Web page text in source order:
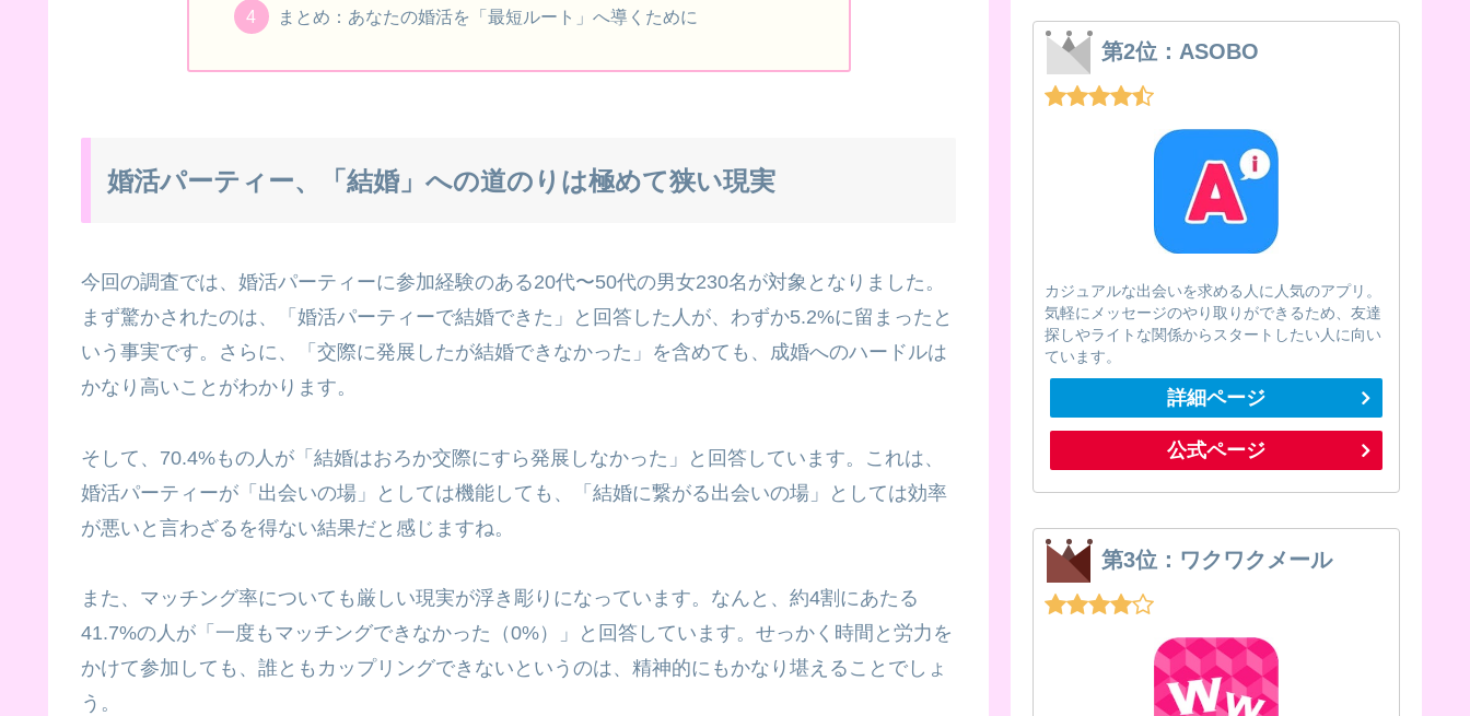
まとめ：あなたの婚活を「最短ルート」へ導くために
婚活パーティー、「結婚」への道のりは極めて狭い現実
今回の調査では、婚活パーティーに参加経験のある20代〜50代の男女230名が対象となりました。
まず驚かされたのは、「婚活パーティーで結婚できた」と回答した人が、わずか5.2%に留まったと
いう事実です。さらに、「交際に発展したが結婚できなかった」を含めても、成婚へのハードルは
かなり高いことがわかります。
そして、70.4%もの人が「結婚はおろか交際にすら発展しなかった」と回答しています。これは、
婚活パーティーが「出会いの場」としては機能しても、「結婚に繋がる出会いの場」としては効率
が悪いと言わざるを得ない結果だと感じますね。
また、マッチング率についても厳しい現実が浮き彫りになっています。なんと、約4割にあたる
41.7%の人が「一度もマッチングできなかった（0%）」と回答しています。せっかく時間と労力を
かけて参加しても、誰ともカップリングできないというのは、精神的にもかなり堪えることでしょ
う。
第2位：ASOBO
カジュアルな出会いを求める人に人気のアプリ。
気軽にメッセージのやり取りができるため、友達
探しやライトな関係からスタートしたい人に向い
ています。
詳細ページ
公式ページ
第3位：ワクワクメール